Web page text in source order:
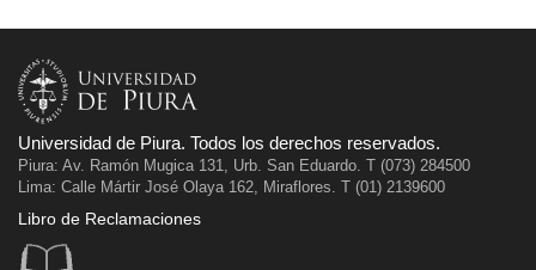
Universidad de Piura. Todos los derechos reservados.
Piura: Av. Ramón Mugica 131, Urb. San Eduardo. T (073) 284500
Lima: Calle Mártir José Olaya 162, Miraflores. T (01) 2139600
Libro de Reclamaciones